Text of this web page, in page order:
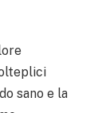
sano e la